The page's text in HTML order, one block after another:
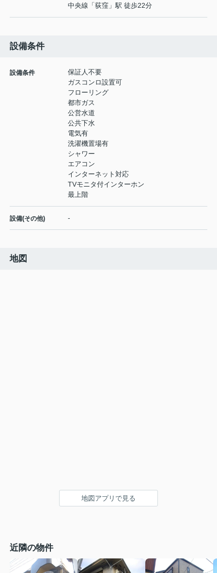
中央線 「荻窪 」駅 徒歩22分
設備条件
設備条件
保証人不要
ガスコンロ設置可
フローリング
都市ガス
公営水道
公共下水
電気有
洗濯機置場有
シャワー
エアコン
インターネット対応
TVモニタ付インターホン
最上階
設備(その他) -
地図
地図アプリで見る
近隣の物件